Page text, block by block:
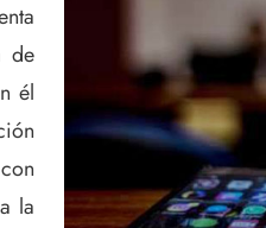
de
él
la